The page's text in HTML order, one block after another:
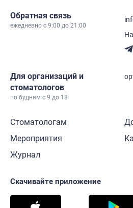
Обратная связь
ежедневно c 9:00 до 21:00
Для организаций и
стоматологов
по будням с 9 до 18
Стоматологам
Мероприятия
Журнал
Скачивайте приложение